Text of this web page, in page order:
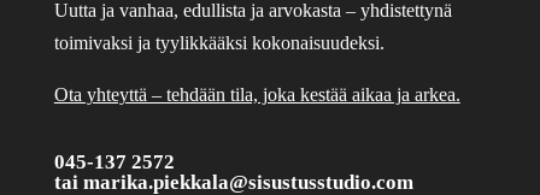
Uutta ja vanhaa, edullista ja arvokasta – yhdistettynä
toimivaksi ja tyylikkääksi kokonaisuudeksi.
Ota yhteyttä – tehdään tila, joka kestää aikaa ja arkea.
045-137 2572
tai marika.piekkala@sisustusstudio.com